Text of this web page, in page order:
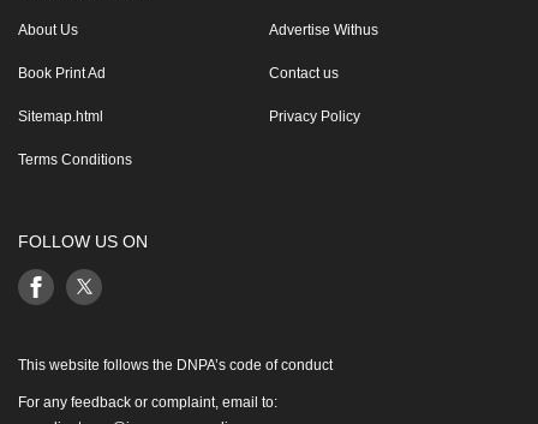
About Us Advertise Withus
Book Print Ad Contact us
Sitemap.html Privacy Policy
Terms Conditions
FOLLOW US ON
This website follows the DNPA’s code of conduct
For any feedback or complaint, email to: